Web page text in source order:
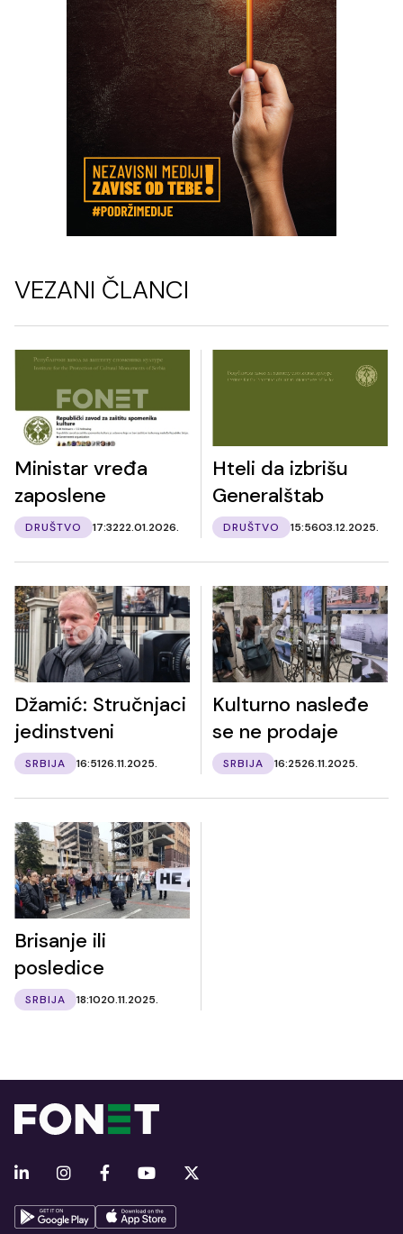
VEZANI ČLANCI
Ministar vređa
zaposlene
DRUŠTVO 17:3222.01.2026.
Hteli da izbrišu
Generalštab
DRUŠTVO 15:5603.12.2025.
Džamić: Stručnjaci
jedinstveni
SRBIJA 16:5126.11.2025.
Kulturno nasleđe
se ne prodaje
SRBIJA 16:2526.11.2025.
Brisanje ili
posledice
SRBIJA 18:1020.11.2025.